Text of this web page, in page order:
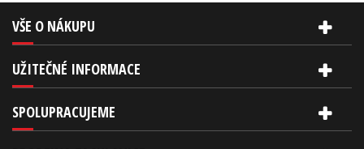
VŠE O NÁKUPU
UŽITEČNÉ INFORMACE
SPOLUPRACUJEME